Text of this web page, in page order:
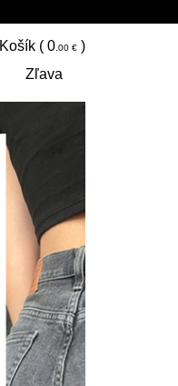
Košík ( 0
)
Zľava